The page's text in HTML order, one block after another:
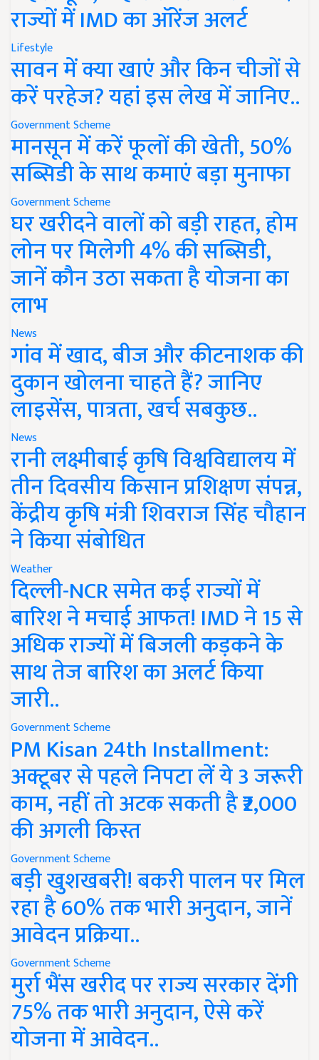
राज्यों में IMD का ऑरेंज अलर्ट
Lifestyle
सावन में क्या खाएं और किन चीजों से
करें परहेज? यहां इस लेख में जानिए..
Government Scheme
मानसून में करें फूलों की खेती, 50%
सब्सिडी के साथ कमाएं बड़ा मुनाफा
Government Scheme
घर खरीदने वालों को बड़ी राहत, होम
लोन पर मिलेगी 4% की सब्सिडी,
जानें कौन उठा सकता है योजना का
लाभ
News
गांव में खाद, बीज और कीटनाशक की
दुकान खोलना चाहते हैं? जानिए
लाइसेंस, पात्रता, खर्च सबकुछ..
News
रानी लक्ष्मीबाई कृषि विश्वविद्यालय में
तीन दिवसीय किसान प्रशिक्षण संपन्न,
केंद्रीय कृषि मंत्री शिवराज सिंह चौहान
ने किया संबोधित
Weather
दिल्ली-NCR समेत कई राज्यों में
बारिश ने मचाई आफत! IMD ने 15 से
अधिक राज्यों में बिजली कड़कने के
साथ तेज बारिश का अलर्ट किया
जारी..
Government Scheme
PM Kisan 24th Installment:
अक्टूबर से पहले निपटा लें ये 3 जरूरी
काम, नहीं तो अटक सकती है ₹2,000
की अगली किस्त
Government Scheme
बड़ी खुशखबरी! बकरी पालन पर मिल
रहा है 60% तक भारी अनुदान, जानें
आवेदन प्रक्रिया..
Government Scheme
मुर्रा भैंस खरीद पर राज्य सरकार देंगी
75% तक भारी अनुदान, ऐसे करें
योजना में आवेदन..